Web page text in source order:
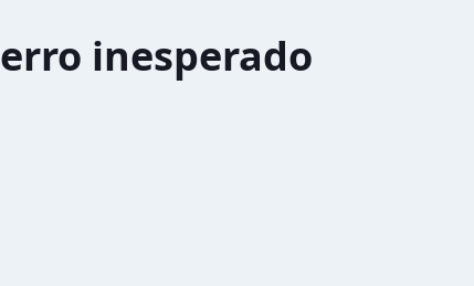
erro inesperado